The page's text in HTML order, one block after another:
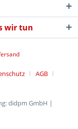
wir tun
AGB
didpm GmbH |